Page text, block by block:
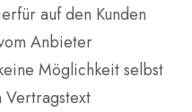
auf den Kunden
Anbieter
Möglichkeit selbst